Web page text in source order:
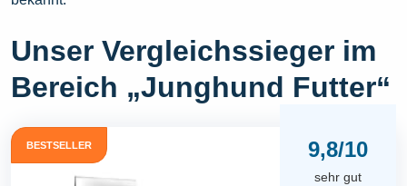
Unser Vergleichssieger im
Bereich „Junghund Futter“
BESTSELLER 9,8/10
sehr gut